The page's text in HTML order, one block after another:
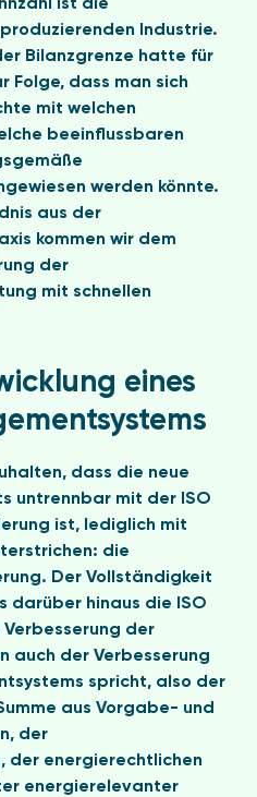
ist die
Industrie.
Bilanzgrenze hatte für
Folge, dass man sich
mit welchen
beeinflussbaren
werden könnte.
aus der
kommen wir dem
der
mit schnellen
eines
dass die neue
untrennbar mit der ISO
ist, lediglich mit
die
Der Vollständigkeit
darüber hinaus die ISO
der
auch der Verbesserung
spricht, also der
aus Vorgabe- und
der
der energierechtlichen
energierelevanter